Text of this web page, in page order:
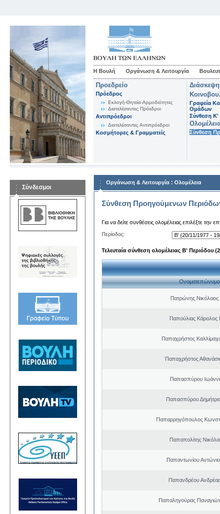
Η Βουλή Οργάνωση & Λειτουργία
Προεδρείο
Πρόεδρος
Εκλογή-Θητεία-Αρμοδιότητες
Διατελέσαντες Πρόεδροι
Αντιπρόεδροι
Διατελέσαντες Αντιπρόεδροι
Κοσμήτορες & Γραμματείς
Γραφεία
Ομάδων
Σύνθεση K'
Σύνθεση
Σύνδεσμοι
Οργάνωση & Λειτουργία : Ολομέλεια
Σύνθεση Προηγούμενων
Για να δείτε συνθέσεις ολομέλειας επιλέξτε την
Περίοδος:
Τελευταία σύνθεση ολομέλειας Β' Περιόδου
Ονοματεπώνυμο
Πατρώνης Νικόλαος
Παπούλιας Κάρολος
Παπαχρήστος
Παπαχρήστος
Παπασπύρου
Παπασπύρου
Παπαρρηγόπουλος
Παπαπολίτης
Παπαντωνίου
Παπανδρέου
Παπαληγούρας